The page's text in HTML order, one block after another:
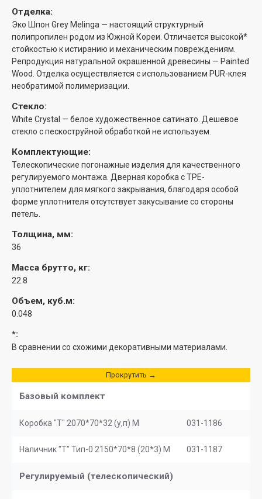
Отделка:
Эко Шпон Grey Melinga — настоящий структурный
полипропилен родом из Южной Кореи. Отличается высокой*
стойкостью к истиранию и механическим повреждениям.
Репродукция натуральной окрашенной древесины — Painted
Wood. Отделка осуществляется с использованием PUR-клея
необратимой полимеризации.
Стекло:
White Сrystal — белое художественное сатинато. Дешевое
стекло с пескоструйной обработкой не используем.
Комплектующие:
Телескопические погонажные изделия для качественного
регулируемого монтажа. Дверная коробка с TPE-
уплотнителем для мягкого закрывания, благодаря особой
форме уплотнителя отсутствует закусывание со стороны
петель.
Толщина, мм:
36
Масса брутто, кг:
22.8
Объем, куб.м:
0.048
*:
В сравнении со схожими декоративными материалами.
Прокрутить →
Базовый комплект
Коробка "Т" 2070*70*32 (у,п) М 031-1186
Наличник "Т" Тип-0 2150*70*8 (20*3) М 031-1187
Регулируемый (телескопический)